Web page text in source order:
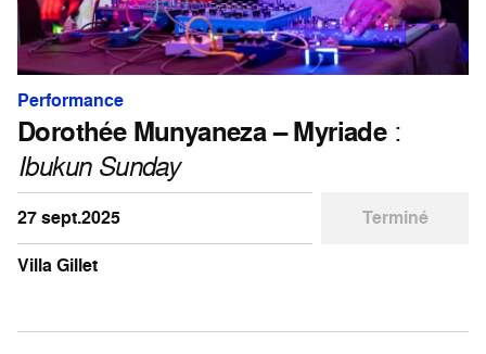
Performance
Dorothée Munyaneza – Myriade:
Ibukun Sunday
27 sept.2025
Terminé
Villa Gillet